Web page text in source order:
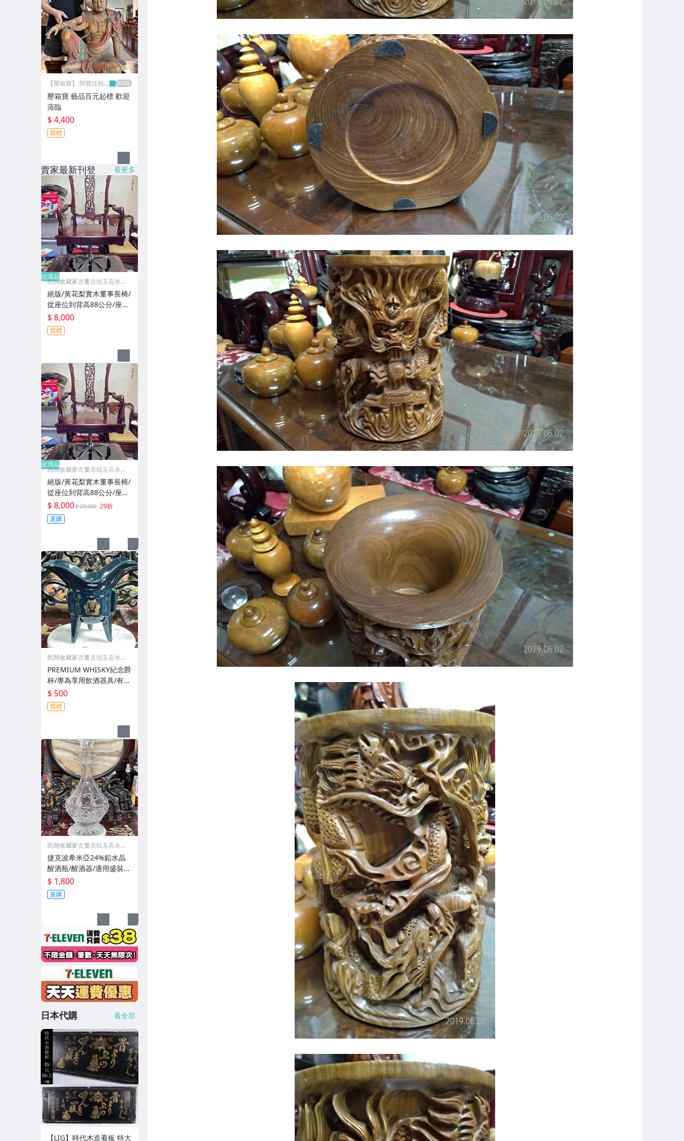
【壓箱寶】 阿寶託拍
壓箱寶 藝品百元起標 歡迎
蒞臨
$ 4,400
競標
賣家最新刊登 看更多
出清品
民間收藏家古董古玩玉石水晶
絕版/黃花梨實木董事長椅/
從座位到背高88公分/座高
含墊最低52公分~最高65公
分可調高度/座深內部53公
分外部總深58公分/座寬內
部50公分外部總寬64公分
$ 8,000
競標
出清品
民間收藏家古董古玩玉石水晶
絕版/黃花梨實木董事長椅/
從座位到背高88公分/座高
含墊最低52公分~最高65公
分可調高度/座深內部53公
分外部總深58公分/座寬內
$ 8,000$ 28,000 29折
直購
民間收藏家古董古玩玉石水晶
PREMIUM WHISKY紀念爵
杯/專為享用飲酒器具/有助
於釋放香氣/高11公分寬1
2.5公分深9.5公分容量100
cc重量175公克
$ 500
競標
民間收藏家古董古玩玉石水晶
捷克波希米亞24%鉛水晶
醒酒瓶/醒酒器/適用盛裝威
士忌、白蘭地或其他烈酒/
高32公分直徑14公分重量2
065公克/可擺飾或收藏
$ 1,800
直購
日本代購 看全部
【LIG】時代木造看板 特大